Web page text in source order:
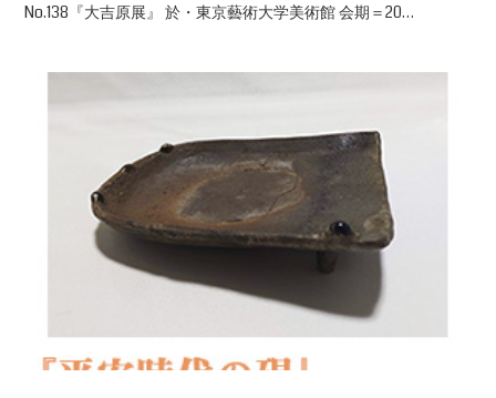
No.138『大吉原展』 於・東京藝術大学美術館 会期＝20…